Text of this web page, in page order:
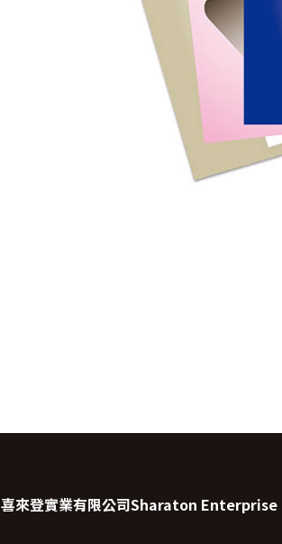
喜來登實業有限公司Sharaton Enterprise